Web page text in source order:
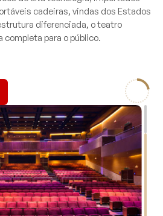
cadeiras, vindas dos Estados
diferenciada, o teatro
completa para o público.